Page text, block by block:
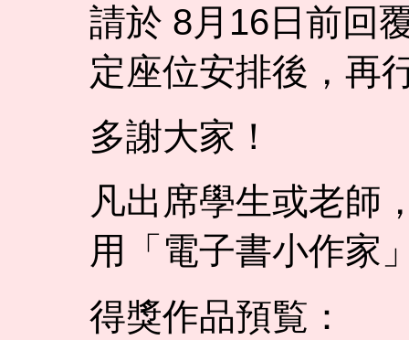
請於 8月16日前回
定座位安排後，再
多謝大家！
凡出席學生或老師
用「電子書小作家
得獎作品預覧：